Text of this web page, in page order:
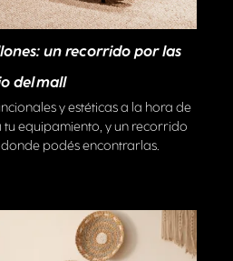
un recorrido por las
del mall
y estéticas a la hora de
equipamiento, y un recorrido
podés encontrarlas.